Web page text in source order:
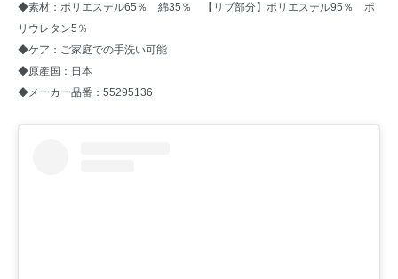
◆素材：ポリエステル65％ 綿35％ 【リブ部分】ポリエステル95％ ポ
リウレタン5％
◆ケア：ご家庭での手洗い可能
◆原産国：日本
◆メーカー品番：55295136